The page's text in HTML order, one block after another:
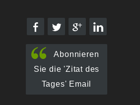
Abonnieren
Sie die 'Zitat des
Tages' Email